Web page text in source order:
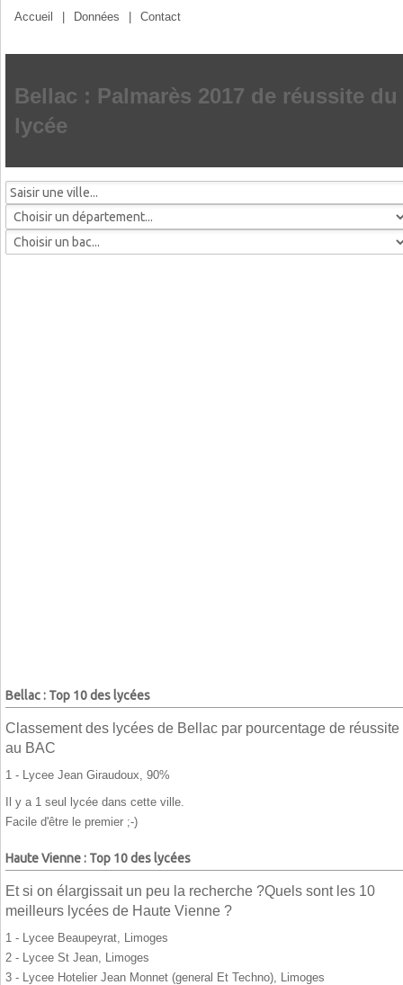
Accueil Données Contact
Bellac : Palmarès 2017 de réussite du
lycée
Bellac : Top 10 des lycées
Classement des lycées de Bellac par pourcentage de réussite
au BAC
1 - Lycee Jean Giraudoux, 90%
Il y a 1 seul lycée dans cette ville.
Facile d'être le premier ;-)
Haute Vienne : Top 10 des lycées
Et si on élargissait un peu la recherche ?Quels sont les 10
meilleurs lycées de Haute Vienne ?
1 - Lycee Beaupeyrat, Limoges
2 - Lycee St Jean, Limoges
3 - Lycee Hotelier Jean Monnet (general Et Techno), Limoges